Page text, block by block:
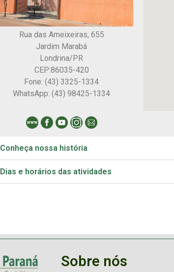
Rua das Ameixeiras, 655
Jardim Marabá
Londrina/PR
CEP:86035-420
Fone: (43) 3325-1334
WhatsApp: (43) 98425-1334
Conheça nossa história
Dias e horários das atividades
Sobre nós